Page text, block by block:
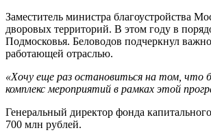
Заместитель министра благоустройства
дворовых территорий. В этом году в
Подмосковья. Беловодов подчеркнул
работающей отраслью.
«Хочу еще раз остановиться на том, что
комплекс мероприятий в рамках этой
Генеральный директор фонда
700 млн рублей.